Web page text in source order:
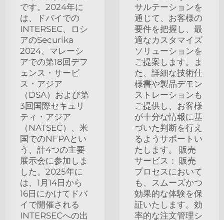
です。2024年に
は、ドバイでの
INTERSEC、ロシ
アのSecurika
2024、マレーシ
アでの第18回デフ
ェンス・サービ
ス・アジア
（DSA）および第
3回国際セキュリ
ティ・アジア
（NATSEC）、米
国でのNFPAとい
う、計4つの主要
展示会に参加しま
した。2025年に
は、1月14日から
16日にかけてドバ
イで開催される
INTERSECへの出
サルテーションを
通じて、お客様の
要件を把握し、最
適なカスタマイズ
ソリューションを
ご提案します。ま
た、詳細な技術仕
様書や製品デモン
ストレーションも
ご提供し、お客様
が十分な情報に基
づいた判断を行え
るようサポートい
たします。 販売
サービス： 販売
プロセスにおいて
も、スムーズかつ
効果的な体験を保
証いたします。効
率的な注文管理シ